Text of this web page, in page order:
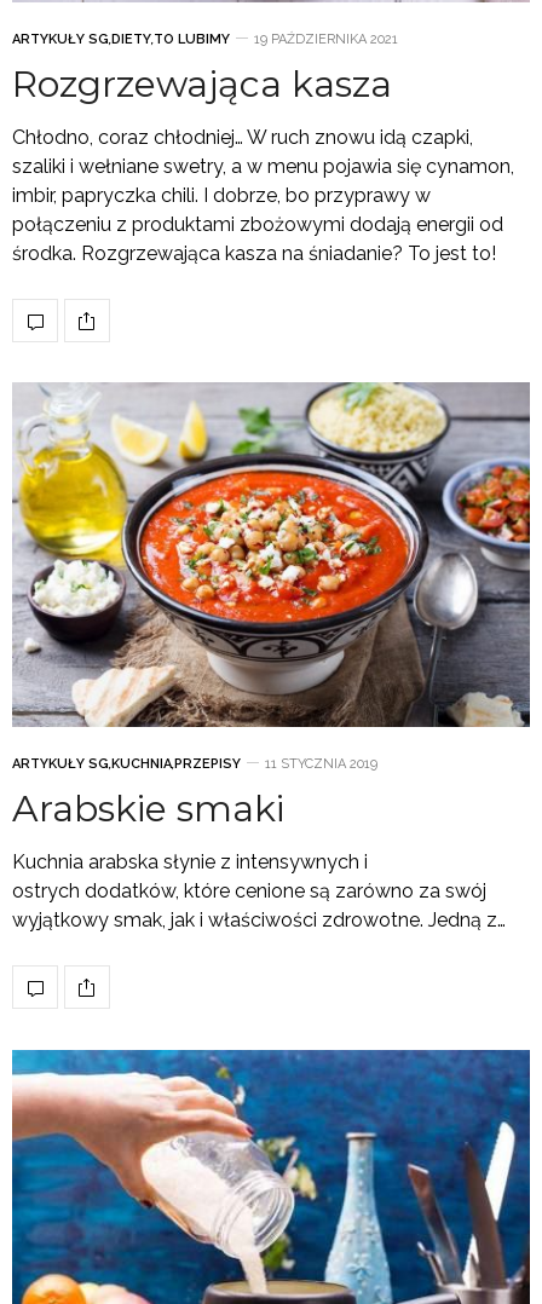
ARTYKUŁY SG,DIETY,TO LUBIMY 19 PAŹDZIERNIKA 2021
Rozgrzewająca kasza
Chłodno, coraz chłodniej… W ruch znowu idą czapki,
szaliki i wełniane swetry, a w menu pojawia się cynamon,
imbir, papryczka chili. I dobrze, bo przyprawy w
połączeniu z produktami zbożowymi dodają energii od
środka. Rozgrzewająca kasza na śniadanie? To jest to!
ARTYKUŁY SG,KUCHNIA,PRZEPISY 11 STYCZNIA 2019
Arabskie smaki
Kuchnia arabska słynie z intensywnych i
ostrych dodatków, które cenione są zarówno za swój
wyjątkowy smak, jak i właściwości zdrowotne. Jedną z…